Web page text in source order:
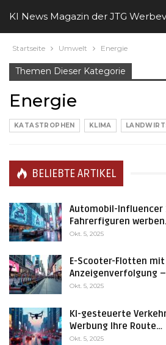
KI News Magazin der JTG
Startseite Umwelt Energie
Themen Dieser Kategorie
Energie
KATASTROPHEN KLIMA
BELIEBTE ARTIKEL
Automobil-Influencer
Fahrerfiguren
Okt. 5, 2025
E-Scooter-Flotten mit
Anzeigenverfolgung
Okt. 5, 2025
KI-gesteuerte
Werbung Ihre Route…
Okt. 5, 2025